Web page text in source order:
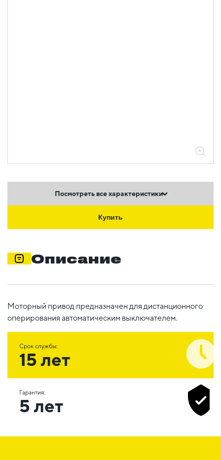
Посмотреть все характеристики
Купить
Описание
Моторный привод предназначен для дистанционного
оперирования автоматическим выключателем.
Срок службы:
15 лет
Гарантия:
5 лет